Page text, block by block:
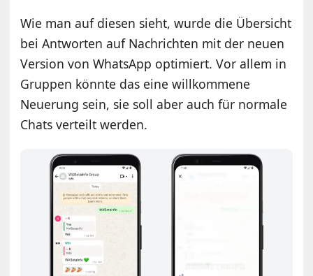
Wie man auf diesen sieht, wurde die Übersicht
bei Antworten auf Nachrichten mit der neuen
Version von WhatsApp optimiert. Vor allem in
Gruppen könnte das eine willkommene
Neuerung sein, sie soll aber auch für normale
Chats verteilt werden.